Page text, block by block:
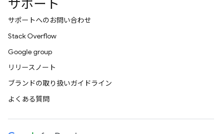
サポート
サポートへのお問い合わせ
Stack Overflow
Google group
リリースノート
ブランドの取り扱いガイドライン
よくある質問